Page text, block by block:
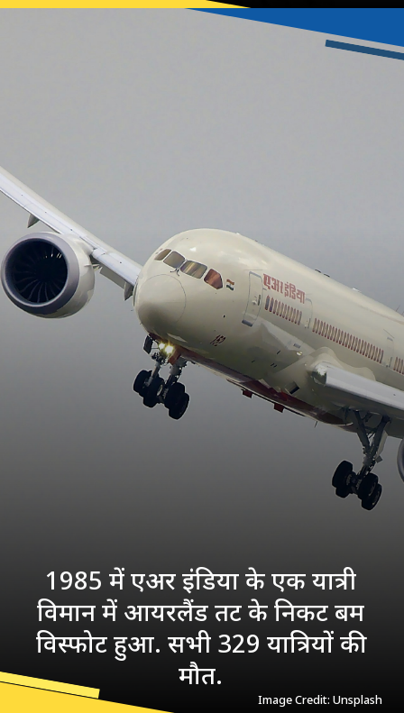
1985 में एअर इंडिया के एक यात्री
विमान में आयरलैंड तट के निकट बम
विस्फोट हुआ. सभी 329 यात्रियों की
मौत.
Image Credit: Unsplash